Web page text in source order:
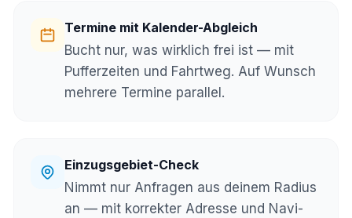
Termine mit Kalender-Abgleich
Bucht nur, was wirklich frei ist — mit
Pufferzeiten und Fahrtweg. Auf Wunsch
mehrere Termine parallel.
Einzugsgebiet-Check
Nimmt nur Anfragen aus deinem Radius
an — mit korrekter Adresse und Navi-